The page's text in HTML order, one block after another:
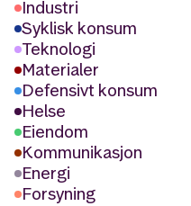
Industri
Syklisk konsum
Teknologi
Materialer
Defensivt konsum
Helse
Eiendom
Kommunikasjon
Energi
Forsyning